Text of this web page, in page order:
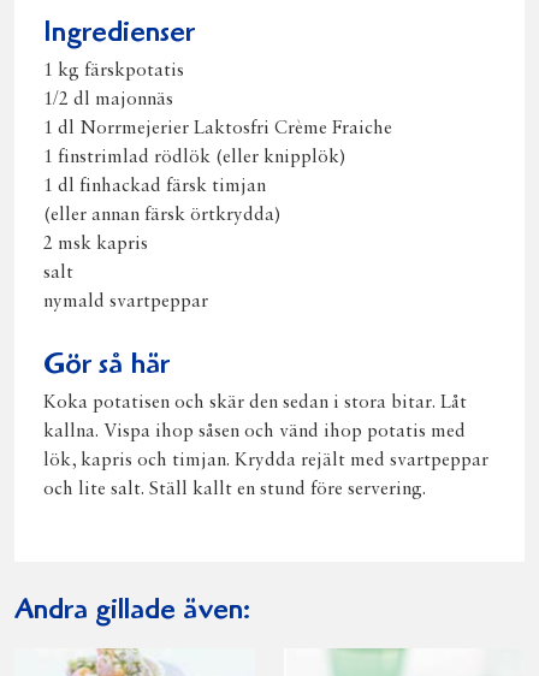
Ingredienser
1 kg färskpotatis
1/2 dl majonnäs
1 dl Norrmejerier Laktosfri Crème Fraiche
1 finstrimlad rödlök (eller knipplök)
1 dl finhackad färsk timjan
(eller annan färsk örtkrydda)
2 msk kapris
salt
nymald svartpeppar
Gör så här
Koka potatisen och skär den sedan i stora bitar. Låt
kallna. Vispa ihop såsen och vänd ihop potatis med
lök, kapris och timjan. Krydda rejält med svartpeppar
och lite salt. Ställ kallt en stund före servering.
Andra gillade även: